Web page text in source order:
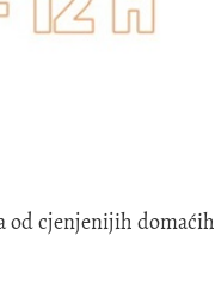
od cjenjenijih domaćih